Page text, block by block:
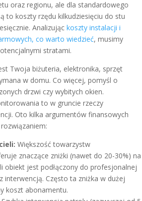
oraz regionu, ale dla standardowego
to koszty rzędu kilkudziesięciu do stu
Analizując koszty instalacji i
co warto wiedzieć, musimy
stratami.
Twoja biżuteria, elektronika, sprzęt
w domu. Co więcej, pomyśl o
drzwi czy wybitych okien.
to w gruncie rzeczy
Oto kilka argumentów finansowych
Większość towarzystw
znaczące zniżki (nawet do 20-30%) na
obiekt jest podłączony do profesjonalnej
interwencją. Często ta zniżka w dużej
koszt abonamentu.